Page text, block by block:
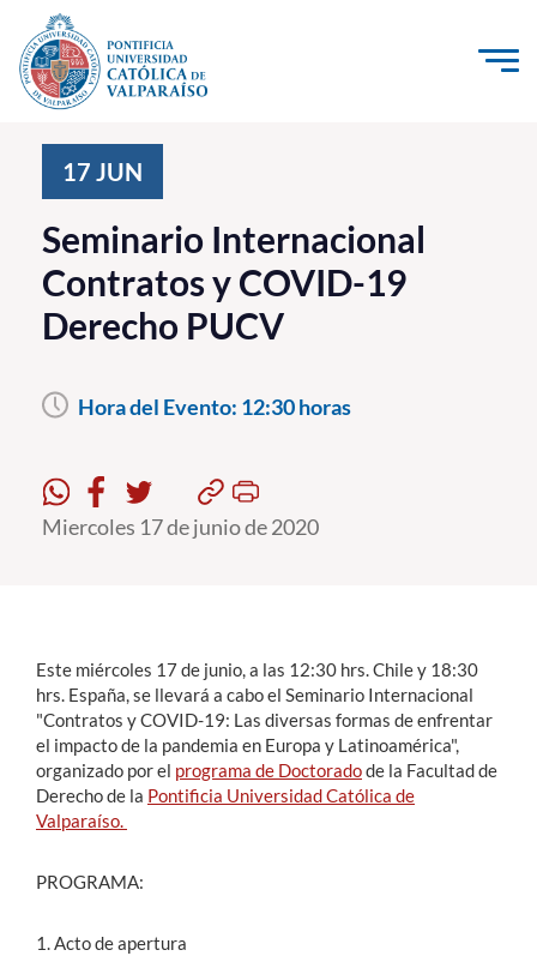
Click acá para ir directamente al contenido
Investigación, Creación e Innovación
PUCV Internacional
Vinculación con el Medio
Postgrado
Formación Continua
Funcionarios
Alumni
English
17 JUN
Seminario Internacional
Contratos y COVID-19
Derecho PUCV
Hora del Evento: 12:30 horas
Miercoles 17 de junio de 2020
Este miércoles 17 de junio, a las 12:30 hrs. Chile y 18:30
hrs. España, se llevará a cabo el Seminario Internacional
"Contratos y COVID-19: Las diversas formas de enfrentar
el impacto de la pandemia en Europa y Latinoamérica",
organizado por el programa de Doctoradode la Facultad de
Derecho de la Pontificia Universidad Católica de
Valparaíso.
PROGRAMA:
1. Acto de apertura